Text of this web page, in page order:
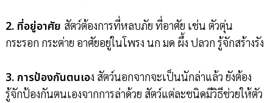
2. ที่อยู่อาศัย สัตว์ต้องการที่หลบภัย ที่อาศัย เช่น ตัวตุ่น
กระรอก กระต่าย อาศัยอยู่ในโพรง นก มด ผึ้ง ปลวก รู้จักสร้างรัง
3. การป้องกันตนเอง สัตว์นอกจากจะเป็นนักล่าแล้ว ยังต้อง
รู้จักป้องกันตนเองจากการล่าด้วย สัตว์แต่ละชนิดมีวิธีช่วยให้ตัว